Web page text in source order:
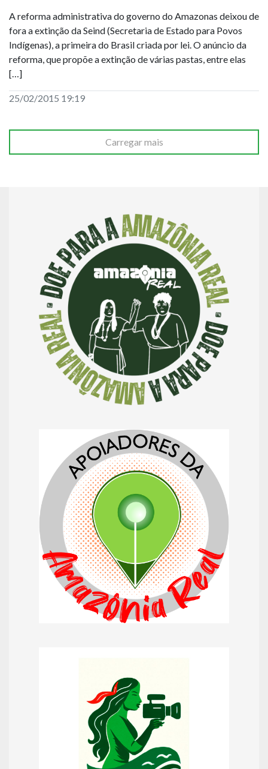
A reforma administrativa do governo do Amazonas deixou de
fora a extinção da Seind (Secretaria de Estado para Povos
Indígenas), a primeira do Brasil criada por lei. O anúncio da
reforma, que propõe a extinção de várias pastas, entre elas
[…]
25/02/2015 19:19
Carregar mais